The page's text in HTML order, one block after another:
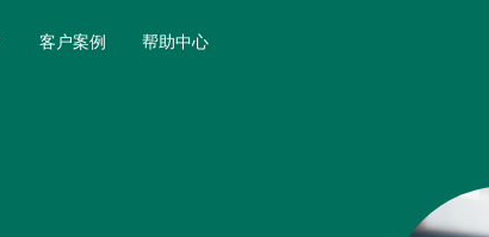
客户案例 帮助中心